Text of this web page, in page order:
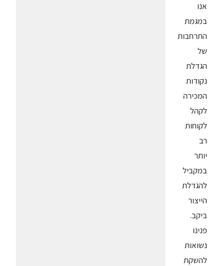
אנו
במגמת
התרחבות
של
הגדלת
נקודות
המכירה
לקהל
לקוחות
רב
יותר
במקביל
להגדלת
הייצור
ביקב.
פנינו
נשואות
להשקת